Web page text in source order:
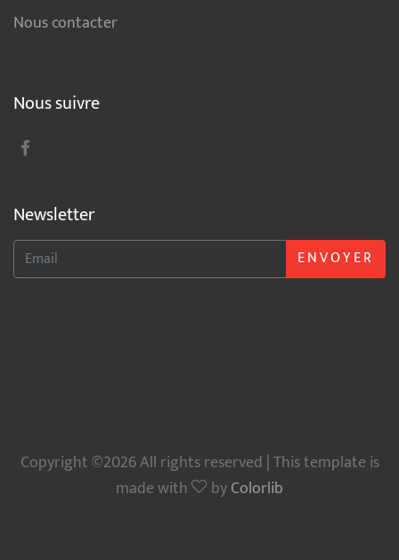
Nous contacter
Nous suivre
Newsletter
ENVOYER
Copyright ©2026 All rights reserved | This template is
made with
byColorlib